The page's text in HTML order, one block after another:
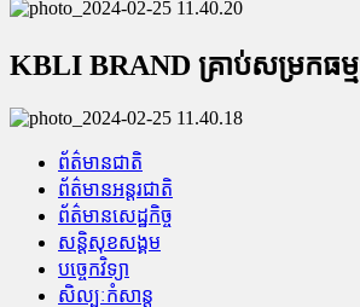
KBLI BRAND គ្រាប់សម្រកធម្
ព័ត៌មានជាតិ
ព័ត៌មានអន្តរជាតិ
ព័ត៌មានសេដ្ឋកិច្ច
សន្តិសុខសង្គម
បច្ចេកវិទ្យា
សិល្បៈកំសាន្ត